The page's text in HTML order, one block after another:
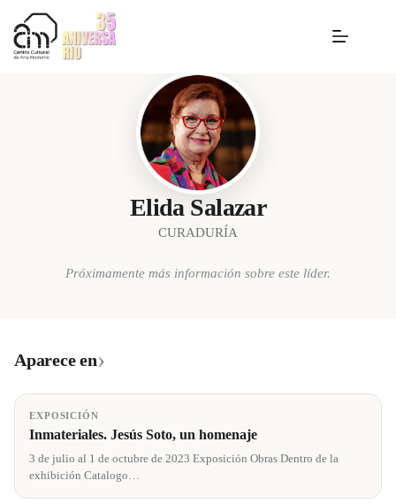
Elida Salazar
CURADURÍA
Próximamente más información sobre este líder.
Aparece en›
EXPOSICIÓN
Inmateriales. Jesús Soto, un homenaje
3 de julio al 1 de octubre de 2023 Exposición Obras Dentro de la
exhibición Catalogo…